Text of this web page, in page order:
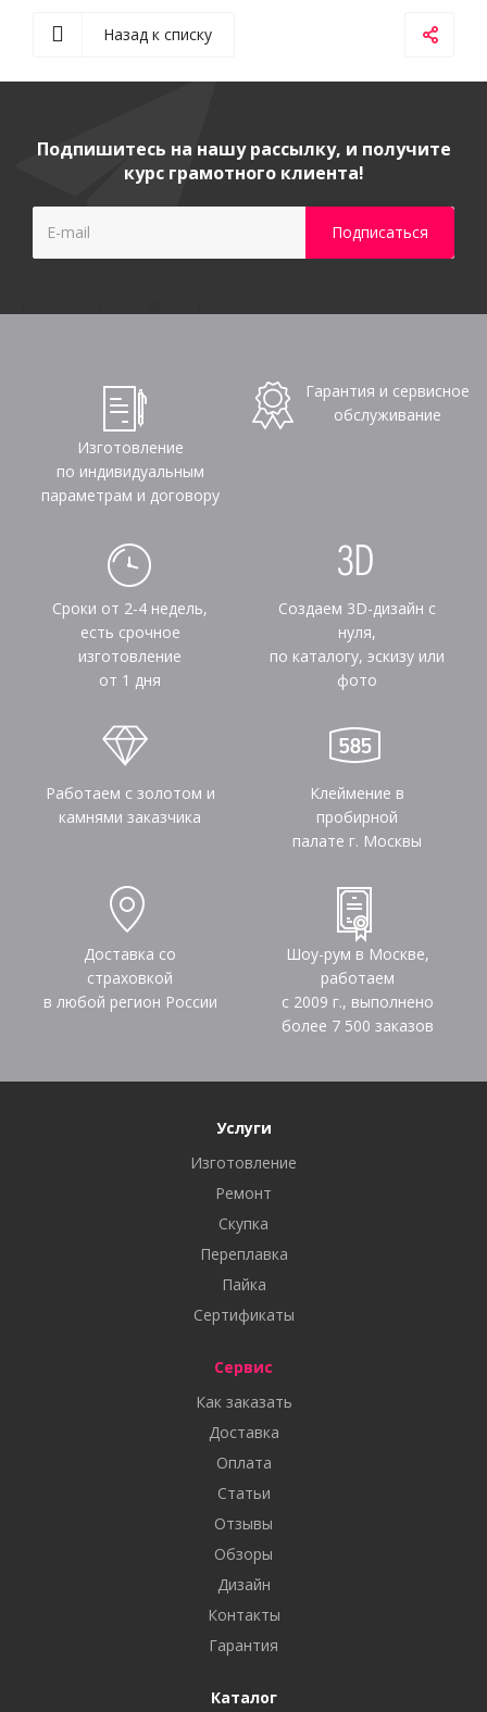
Назад к списку
Подпишитесь на нашу рассылку, и получите
курс грамотного клиента!
Изготовление
по индивидуальным
параметрам и договору
Гарантия и сервисное
обслуживание
Сроки от 2-4 недель,
есть срочное
изготовление
от 1 дня
Создаем 3D-дизайн с
нуля,
по каталогу, эскизу или
фото
Работаем с золотом и
камнями заказчика
Клеймение в
пробирной
палате г. Москвы
Доставка со
страховкой
в любой регион России
Шоу-рум в Москве,
работаем
с 2009 г., выполнено
более 7 500 заказов
Услуги
Изготовление
Ремонт
Скупка
Переплавка
Пайка
Сертификаты
Сервис
Как заказать
Доставка
Оплата
Статьи
Отзывы
Обзоры
Дизайн
Контакты
Гарантия
Каталог